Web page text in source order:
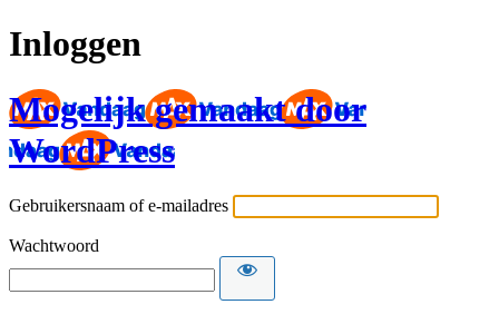
Inloggen
Mogelijk gemaakt door
WordPress
Gebruikersnaam of e-mailadres
Wachtwoord